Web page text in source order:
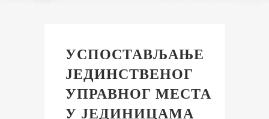
УСПОСТАВЉАЊЕ
ЈЕДИНСТВЕНОГ
УПРАВНОГ МЕСТА
У ЈЕДИНИЦАМА